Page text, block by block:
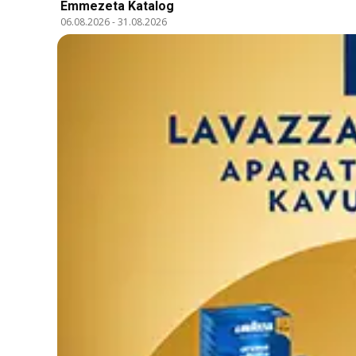
Emmezeta Katalog
06.08.2026-31.08.2026